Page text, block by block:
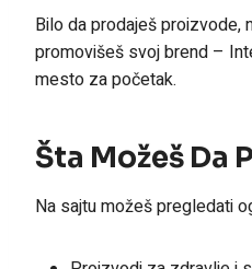
Bilo da prodaješ proizvode,
promovišeš svoj brend –
mesto za početak.
Šta Možeš Da
Na sajtu možeš pregledati